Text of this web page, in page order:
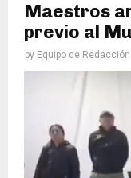
Maestros
previo al
by Equipo de Redacción